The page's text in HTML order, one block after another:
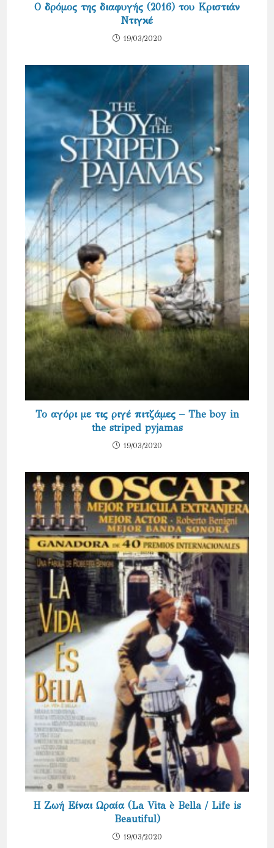
Ο δρόμος της διαφυγής (2016) του Κριστιάν
Ντιγκέ
19/03/2020
Το αγόρι με τις ριγέ πιτζάμες – The boy in
the striped pyjamas
19/03/2020
Η Ζωή Είναι Ωραία (La Vita è Bella / Life is
Beautiful)
19/03/2020